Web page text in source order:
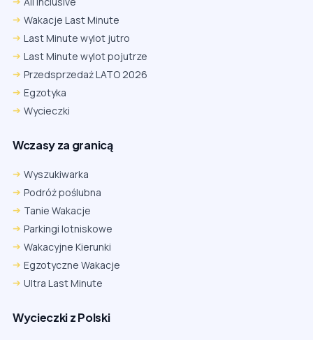
Wakacje Last Minute
Last Minute wylot jutro
Last Minute wylot pojutrze
Przedsprzedaż LATO 2026
Egzotyka
Wycieczki
Wczasy za granicą
Wyszukiwarka
Podróż poślubna
Tanie Wakacje
Parkingi lotniskowe
Wakacyjne Kierunki
Egzotyczne Wakacje
Ultra Last Minute
Wycieczki z Polski